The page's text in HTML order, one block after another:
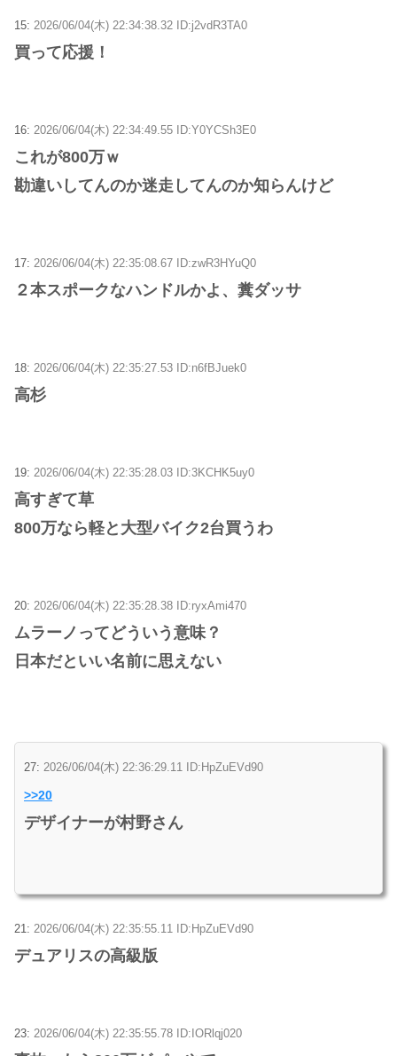
15: 2026/06/04(木) 22:34:38.32 ID:j2vdR3TA0
買って応援！
16: 2026/06/04(木) 22:34:49.55 ID:Y0YCSh3E0
これが800万ｗ
勘違いしてんのか迷走してんのか知らんけど
17: 2026/06/04(木) 22:35:08.67 ID:zwR3HYuQ0
２本スポークなハンドルかよ、糞ダッサ
18: 2026/06/04(木) 22:35:27.53 ID:n6fBJuek0
高杉
19: 2026/06/04(木) 22:35:28.03 ID:3KCHK5uy0
高すぎて草
800万なら軽と大型バイク2台買うわ
20: 2026/06/04(木) 22:35:28.38 ID:ryxAmi470
ムラーノってどういう意味？
日本だといい名前に思えない
27: 2026/06/04(木) 22:36:29.11 ID:HpZuEVd90
>>20
デザイナーが村野さん
21: 2026/06/04(木) 22:35:55.11 ID:HpZuEVd90
デュアリスの高級版
23: 2026/06/04(木) 22:35:55.78 ID:IORlqj020